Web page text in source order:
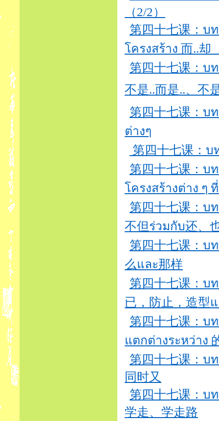
（2/2）
第四十七课：บ
โครงสร้าง 而..却
第四十七课：บ
第四十七课：บ
ต่างๆ
第四十七课：บ
第四十七课：บ
โครงสร้างต่าง ๆ
第四十七课：บ
不但ร่วมกับ还、
第四十七课：บ
么และ那样
第四十七课：บ
已，防止，造型
第四十七课：บ
แตกต่างระหว่าง
第四十七课：บ
同时又
第四十七课：บ
学走、学走路